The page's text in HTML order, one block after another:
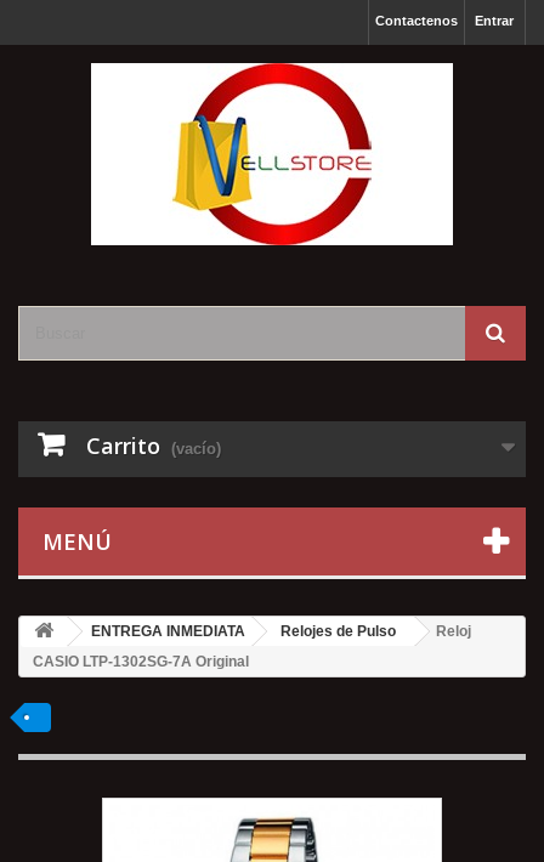
Entrar
Contactenos
Carrito (vacío)
MENÚ
ENTREGA INMEDIATA Relojes de Pulso
Reloj
CASIO LTP-1302SG-7A Original